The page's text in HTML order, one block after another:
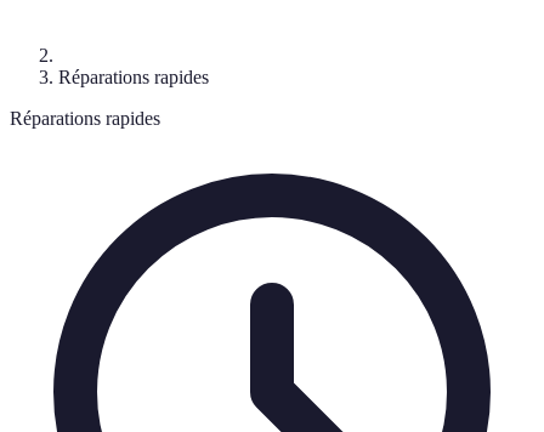
Réparations rapides
Réparations rapides